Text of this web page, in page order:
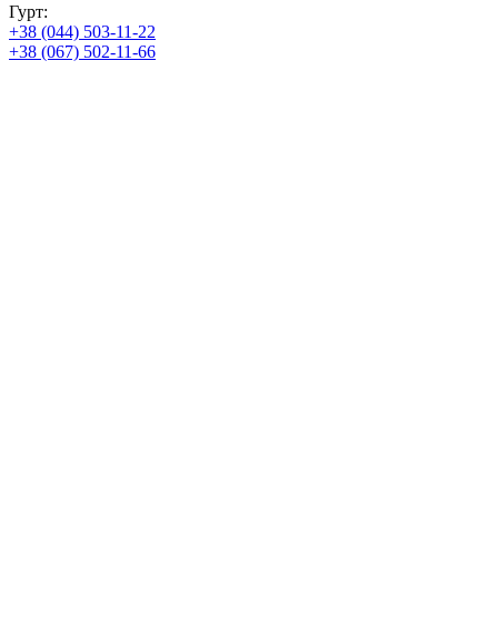
Гурт:
+38 (044) 503-11-22
+38 (067) 502-11-66